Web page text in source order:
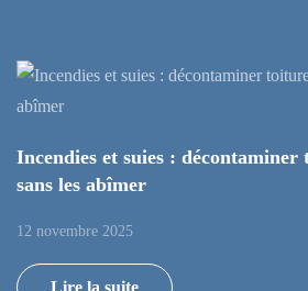
Incendies et suies : décontaminer
sans les abîmer
12 novembre 2025
Lire la suite